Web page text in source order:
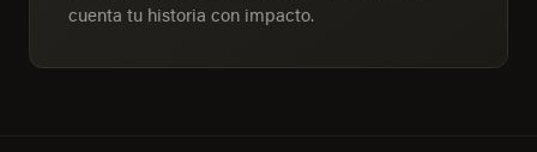
cuenta tu historia con impacto.